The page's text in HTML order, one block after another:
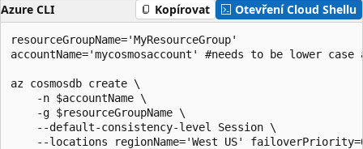
Azure CLI Kopírovat Otevření Cloud Shellu
resourceGroupName='MyResourceGroup'
accountName='mycosmosaccount' #needs to be lower
az cosmosdb create \
    -n $accountName \
    -g $resourceGroupName \
    --default-consistency-level Session \
--locations regionName='West US'